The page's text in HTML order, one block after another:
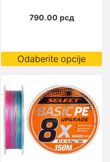
proizvod
više
varijanti.
Opcije
mogu
biti
izabrane
790.00 рсд
Odaberite opcije